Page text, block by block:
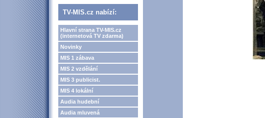
TV-MIS.cz nabízí:
Hlavní strana TV-MIS.cz
(internetová TV zdarma)
Novinky
MIS 1 zábava
MIS 2 vzdělání
MIS 3 publicist.
MIS 4 lokální
Audia hudební
Audia mluvená